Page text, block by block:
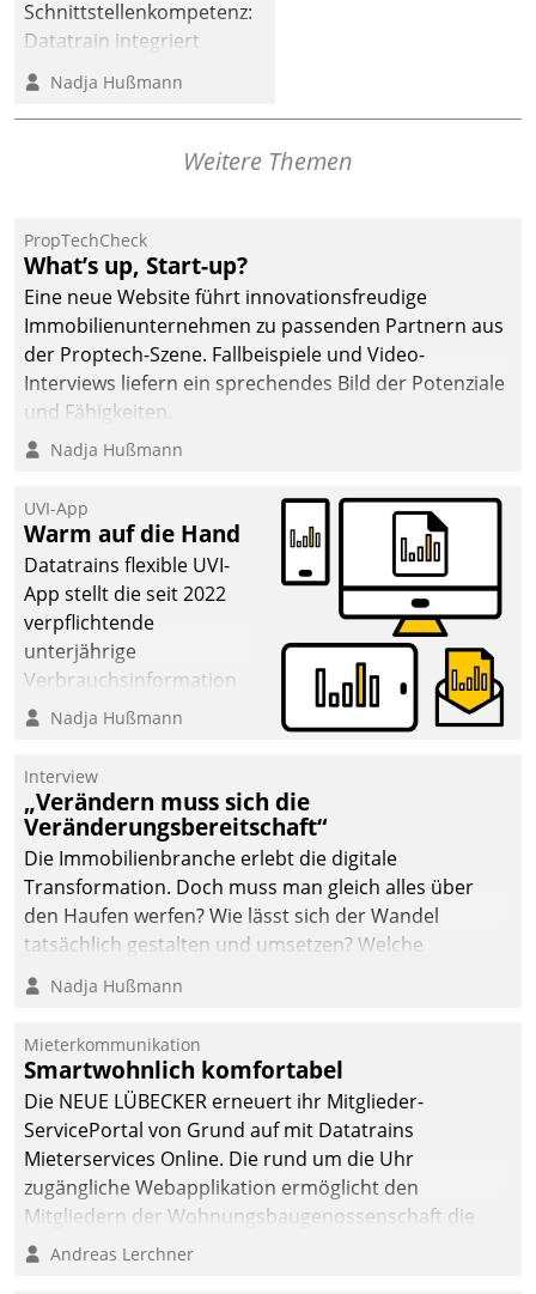
Serviceteam, Anrufe von
Mietenden zügiger und
effizienter zu bearbeiten.
Schnittstellenkompetenz:
Datatrain integriert
Yarowas Portal zur
Vergabe und Verwaltung
von Aufträgen der
deutscher
Wohnungsunternehmen
– und beschleunigt damit
den Weg vom
Mieteranliegen zum
Dienstleisterauftrag.
Nadja Hußmann
Weitere Themen
PropTechCheck
What’s up, Start-up?
Eine neue Website führt innovationsfreudige
Immobilienunternehmen zu passenden Partnern aus
der Proptech-Szene. Fallbeispiele und Video-
Interviews liefern ein sprechendes Bild der Potenziale
und Fähigkeiten.
Nadja Hußmann
UVI-App
Warm auf die Hand
Datatrains flexible UVI-
App stellt die seit 2022
verpflichtende
unterjährige
Verbrauchsinformation
schnell, zuverlässig und
Die monatlichen
Mitteilungen zum
Heizungs- und
Wasserverbrauch gehen
automatisiert, vollständig
und auf Wunsch über
mehrere zuvor
Kommunikationswege bei
Nadja Hußmann
Interview
„Verändern muss sich die
Veränderungsbereitschaft“
Die Immobilienbranche erlebt die digitale
Transformation. Doch muss man gleich alles über
den Haufen werfen? Wie lässt sich der Wandel
tatsächlich gestalten und umsetzen? Welche
Argumente zählen wirklich?
Nadja Hußmann
Mieterkommunikation
Smartwohnlich komfortabel
Die NEUE LÜBECKER erneuert ihr Mitglieder-
ServicePortal von Grund auf mit Datatrains
Mieterservices Online. Die rund um die Uhr
zugängliche Webapplikation ermöglicht den
Mitgliedern der Wohnungs­bau­genossenschaft die
Kontaktaufnahme per Smartphone, Tablet oder PC.
Andreas Lerchner